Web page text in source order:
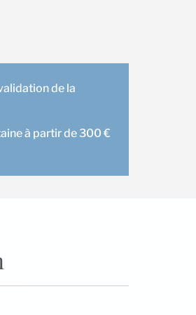
de la
à partir de 300 €